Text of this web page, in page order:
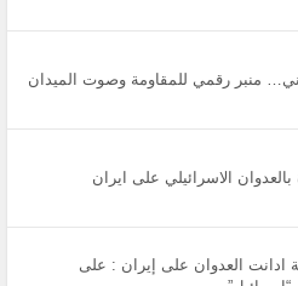
منبر رقمي للمقاومة وصوت الميدان
بالعدوان الاسرائيلي على ايران
ادانت العدوان على إيران : على